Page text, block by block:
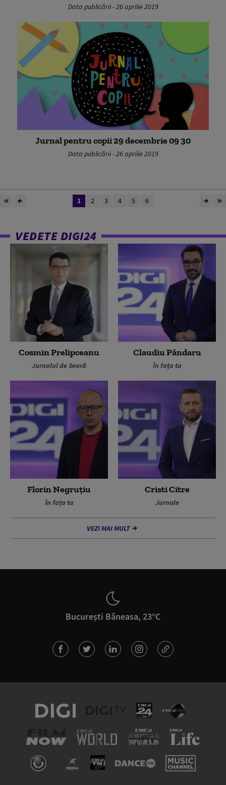
Data publicării - 26 aprilie 2019
Jurnal pentru copii 29 decembrie 09 30
Data publicării - 26 aprilie 2019
1 2 3 4 5 6
VEDETE DIGI24
Cosmin Prelipceanu
Jurnalul de Seară
Claudiu Pândaru
În fața ta
Florin Negruțiu
În fața ta
Cristi Citre
Jurnale
VEZI MAI MULT
București Băneasa, 23°C